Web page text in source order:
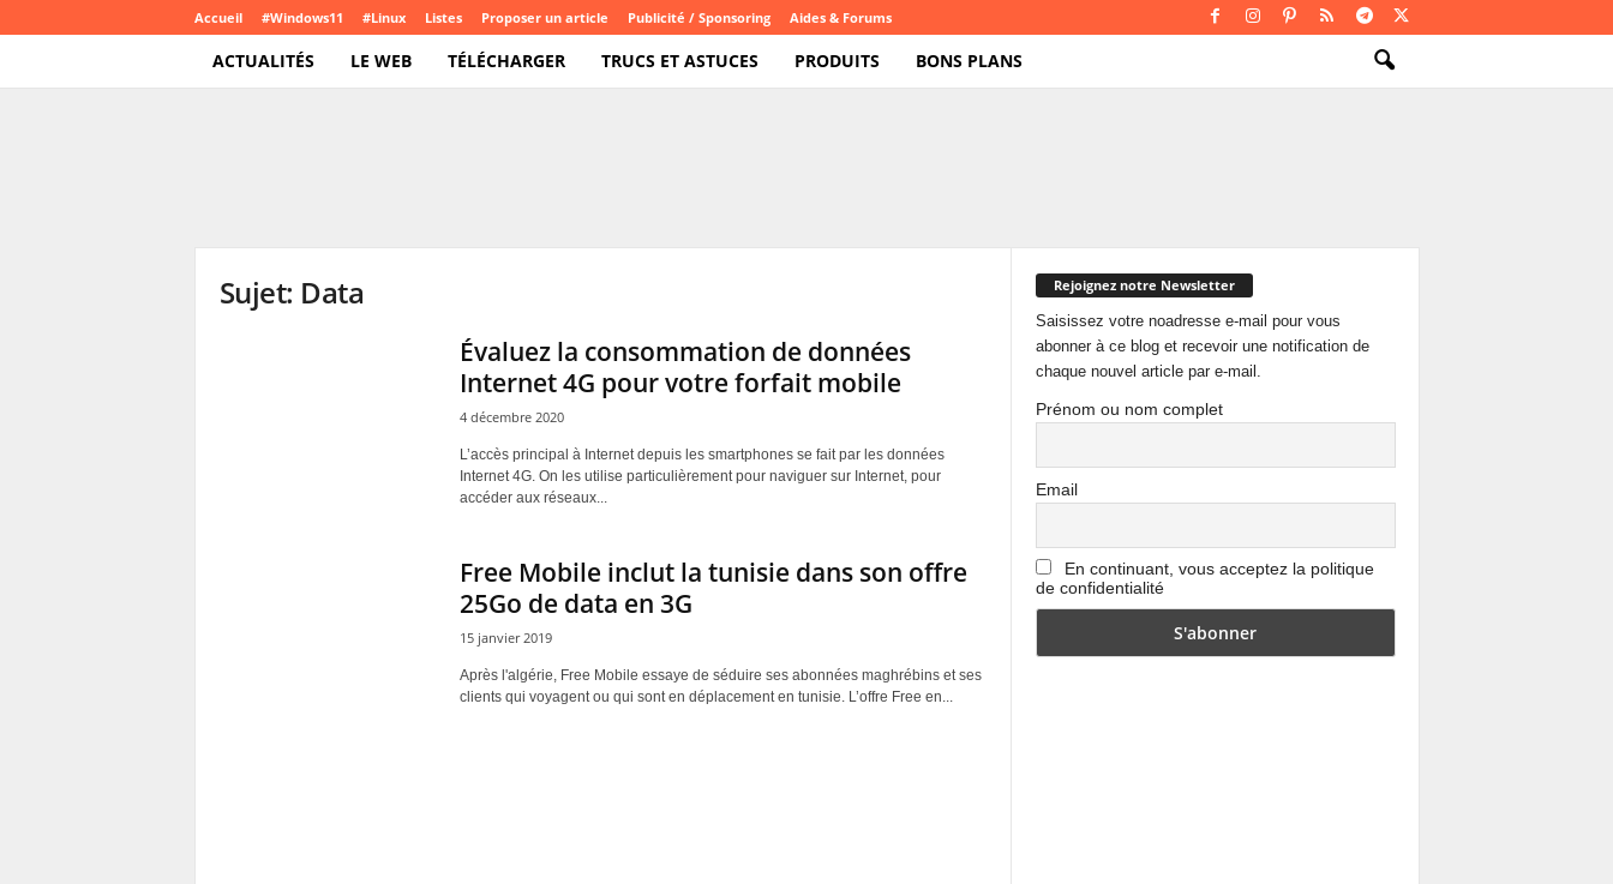
Accueil #Windows11 #Linux Listes Proposer un article Publicité / Sponsoring Aides & Forums
ACTUALITÉS LE WEB TÉLÉCHARGER TRUCS ET ASTUCES PRODUITS BONS PLANS
Sujet: Data
Évaluez la consommation de données
Internet 4G pour votre forfait mobile
4 décembre 2020
L’accès principal à Internet depuis les smartphones se fait par les données
Internet 4G. On les utilise particulièrement pour naviguer sur Internet, pour
accéder aux réseaux...
Free Mobile inclut la tunisie dans son offre
25Go de data en 3G
15 janvier 2019
Après l'algérie, Free Mobile essaye de séduire ses abonnées maghrébins et ses
clients qui voyagent ou qui sont en déplacement en tunisie. L’offre Free en...
Rejoignez notre Newsletter
Saisissez votre noadresse e-mail pour vous
abonner à ce blog et recevoir une notification de
chaque nouvel article par e-mail.
Prénom ou nom complet
Email
En continuant, vous acceptez la politique
de confidentialité